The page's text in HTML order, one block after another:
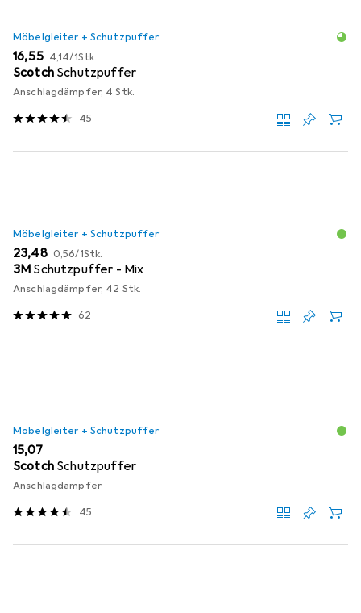
Möbelgleiter + Schutzpuffer
EUR
16,55 EUR
4,14/1Stk.
Scotch Schutzpuffer
Anschlagdämpfer, 4 Stk.
45
Möbelgleiter + Schutzpuffer
EUR
23,48 EUR
0,56/1Stk.
3M Schutzpuffer - Mix
Anschlagdämpfer, 42 Stk.
62
Möbelgleiter + Schutzpuffer
EUR
15,07
Scotch Schutzpuffer
Anschlagdämpfer
45